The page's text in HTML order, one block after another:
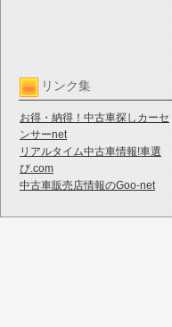
リンク集
お得・納得！中古車探しカーセ
ンサーnet
リアルタイム中古車情報!車選
び.com
中古車販売店情報のGoo-net